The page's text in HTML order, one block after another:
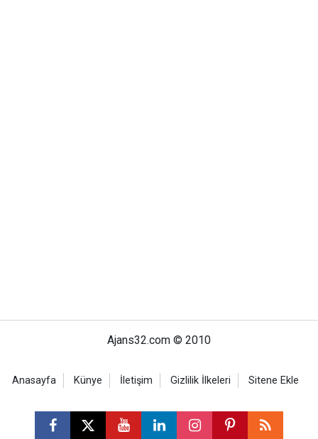
Ajans32.com © 2010
Anasayfa Künye İletişim Gizlilik İlkeleri Sitene Ekle